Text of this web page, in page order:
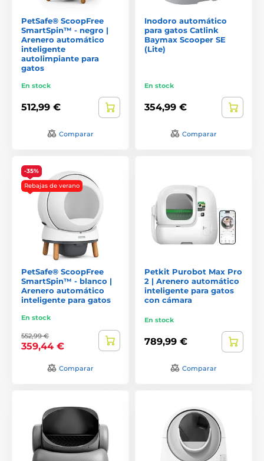
PetSafe® ScoopFree
SmartSpin™ - negro |
Arenero automático
inteligente
autolimpiante para
gatos
En stock
512,99 €
Comparar
Inodoro automático
para gatos Catlink
Baymax Scooper SE
(Lite)
En stock
354,99 €
Comparar
-35%
Rebajas de verano
PetSafe® ScoopFree
SmartSpin™ - blanco |
Arenero automático
inteligente para gatos
En stock
552,99 €
359,44 €
Comparar
Petkit Purobot Max Pro
2 | Arenero automático
inteligente para gatos
con cámara
En stock
789,99 €
Comparar